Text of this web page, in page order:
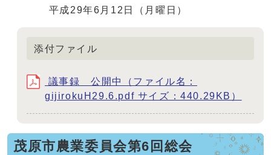
平成29年6月12日（月曜日）
添付ファイル
議事録 公開中（ファイル名：
gijirokuH29.6.pdf サイズ：440.29KB）
茂原市農業委員会第6回総会